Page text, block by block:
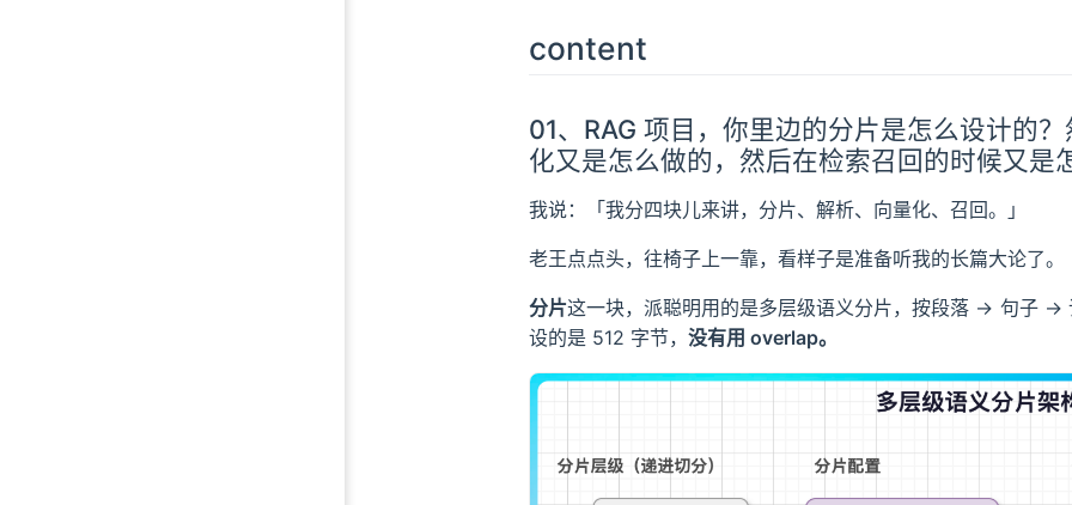
content
01、RAG 项目，你里边的分片是怎么设计的
化又是怎么做的，然后在检索召回的时候又是
我说：「我分四块儿来讲，分片、解析、向量化、召回。」
老王点点头，往椅子上一靠，看样子是准备听我的长篇大论了。
分片这一块，派聪明用的是多层级语义分片，按段落 → 句子
设的是 512 字节， 没有用 overlap。